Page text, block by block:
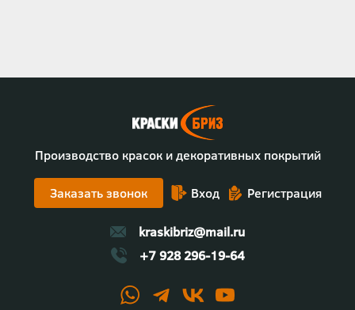
Производство красок и декоративных покрытий
Заказать звонок Вход Регистрация
kraskibriz@mail.ru
+7 928 296-19-64